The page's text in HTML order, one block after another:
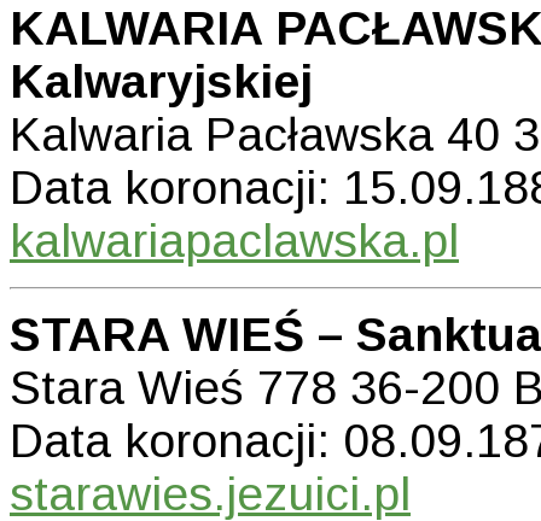
KALWARIA
Kalwaryjskiej
Kalwaria Pacławska 40
Data koronacji:
kalwariapaclawska.pl
STARA WIEŚ –
Stara Wieś 778 36-200
Data koronacji:
starawies.jezuici.pl